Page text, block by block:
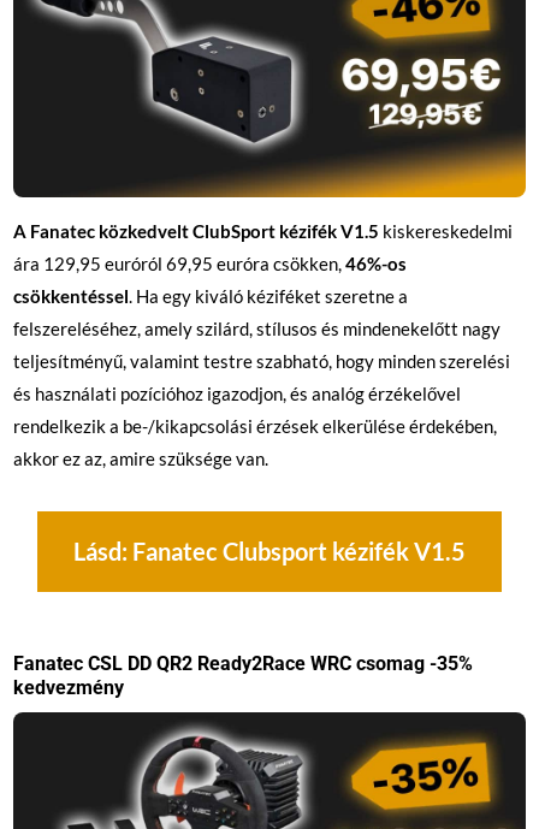
A Fanatec közkedvelt ClubSport kézifék V1.5 kiskereskedelmi
ára 129,95 euróról 69,95 euróra csökken,46%-os
csökkentéssel . Ha egy kiváló kéziféket szeretne a
felszereléséhez, amely szilárd, stílusos és mindenekelőtt nagy
teljesítményű, valamint testre szabható, hogy minden szerelési
és használati pozícióhoz igazodjon, és analóg érzékelővel
rendelkezik a be-/kikapcsolási érzések elkerülése érdekében,
akkor ez az, amire szüksége van.
Lásd: Fanatec Clubsport kézifék V1.5
Fanatec CSL DD QR2 Ready2Race WRC csomag -35%
kedvezmény